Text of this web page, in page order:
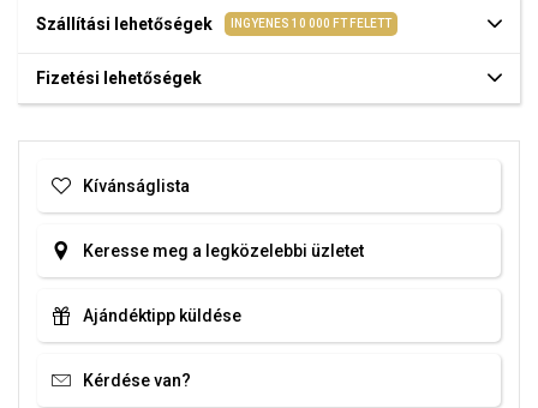
Szállítási lehetőségek INGYENES 10 000 FT FELETT
Fizetési lehetőségek
Kívánságlista
Keresse meg a legközelebbi üzletet
Ajándéktipp küldése
Kérdése van?